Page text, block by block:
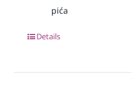
pića
Details